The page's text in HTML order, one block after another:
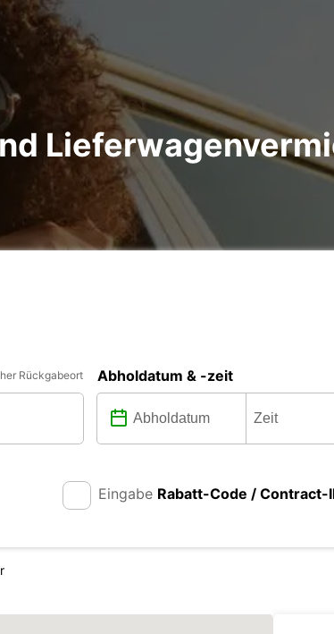
Rückgabeort Abholdatum & -zeit
Eingabe Rabatt-Code / Contract-